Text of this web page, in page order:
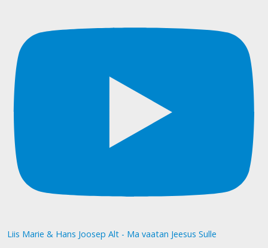
Liis Marie & Hans Joosep Alt - Ma vaatan Jeesus Sulle